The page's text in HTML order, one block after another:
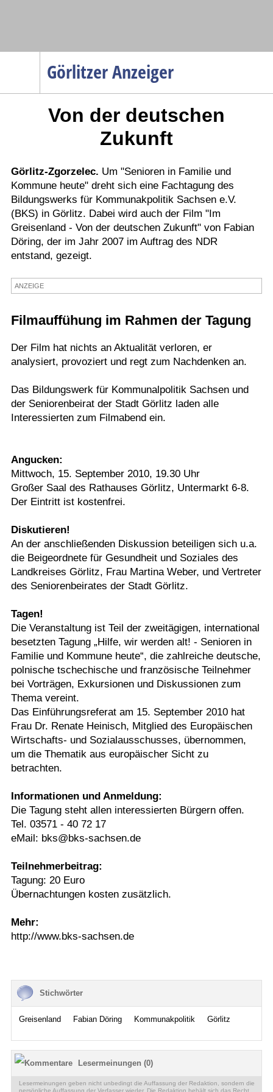
Görlitzer Anzeiger
Menüpunkte
Wirtschaft
Service
Verkehr
Gesundheit
Kultur
Termine
Von der deutschen
Zukunft
Görlitz-Zgorzelec. Um "Senioren in Familie und
Kommune heute" dreht sich eine Fachtagung des
Bildungswerks für Kommunakpolitik Sachsen e.V.
(BKS) in Görlitz. Dabei wird auch der Film "Im
Greisenland - Von der deutschen Zukunft" von Fabian
Döring, der im Jahr 2007 im Auftrag des NDR
entstand, gezeigt.
ANZEIGE
Filmauffühung im Rahmen der Tagung
Der Film hat nichts an Aktualität verloren, er
analysiert, provoziert und regt zum Nachdenken an.
Das Bildungswerk für Kommunalpolitik Sachsen und
der Seniorenbeirat der Stadt Görlitz laden alle
Interessierten zum Filmabend ein.
Angucken:
Mittwoch, 15. September 2010, 19.30 Uhr
Großer Saal des Rathauses Görlitz, Untermarkt 6-8.
Der Eintritt ist kostenfrei.
Diskutieren!
An der anschließenden Diskussion beteiligen sich u.a.
die Beigeordnete für Gesundheit und Soziales des
Landkreises Görlitz, Frau Martina Weber, und Vertreter
des Seniorenbeirates der Stadt Görlitz.
Tagen!
Die Veranstaltung ist Teil der zweitägigen, international
besetzten Tagung „Hilfe, wir werden alt! - Senioren in
Familie und Kommune heute“, die zahlreiche deutsche,
polnische tschechische und französische Teilnehmer
bei Vorträgen, Exkursionen und Diskussionen zum
Thema vereint.
Das Einführungsreferat am 15. September 2010 hat
Frau Dr. Renate Heinisch, Mitglied des Europäischen
Wirtschafts- und Sozialausschusses, übernommen,
um die Thematik aus europäischer Sicht zu
betrachten.
Informationen und Anmeldung:
Die Tagung steht allen interessierten Bürgern offen.
Tel. 03571 - 40 72 17
eMail: bks@bks-sachsen.de
Teilnehmerbeitrag:
Tagung: 20 Euro
Übernachtungen kosten zusätzlich.
Mehr:
http://www.bks-sachsen.de
Stichwörter
Greisenland Fabian Döring Kommunakpolitik Görlitz
Lesermeinungen (0)
Lesermeinungen geben nicht unbedingt die Auffassung der Redaktion, sondern die
persönliche Auffassung der Verfasser wieder. Die Redaktion behält sich das Recht